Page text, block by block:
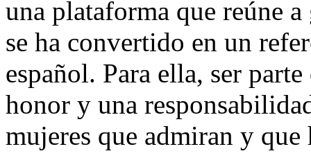
una plataforma que reúne
se ha convertido en un
español. Para ella, ser
honor y una
mujeres que admiran y que